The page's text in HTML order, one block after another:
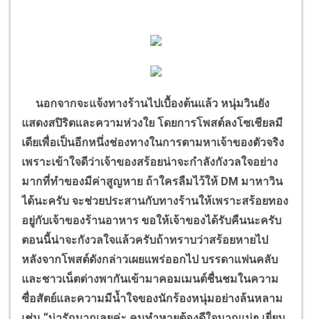
นอกจากจะแจ้งทางร้านไปเบื้องต้นแล้ว หนุ่มวินยัง
แสดงสปิริตและความห่วงใย โดยการโพสต์ลงโซเชียลมี
เดียเพื่อเป็นอีกหนึ่งช่องทางในการตามหาเจ้าของตัวจริง
เพราะเข้าใจดีว่าเจ้าของสร้อยน่าจะกำลังกังวลใจอย่าง
มากที่ทำของมีค่าสูญหาย ถ้าใครลืมไว้ให้ DM มาหาวิน
ได้นะครับ จะช่วยประสานกับทางร้านให้เพราะสร้อยทอง
อยู่กับเจ้าของร้านอาหาร ขอให้เจ้าของได้รับคืนนะครับ
ตอนนี้น่าจะกังวลใจแล้วครับถ้าทราบว่าสร้อยหายไป
หลังจากโพสต์ดังกล่าวเผยแพร่ออกไป บรรดาแฟนคลับ
และชาวเน็ตต่างพากันเข้ามาคอมเมนต์ชื่นชมในความ
ซื่อสัตย์และความมีน้ำใจของนักร้องหนุ่มอย่างล้นหลาม